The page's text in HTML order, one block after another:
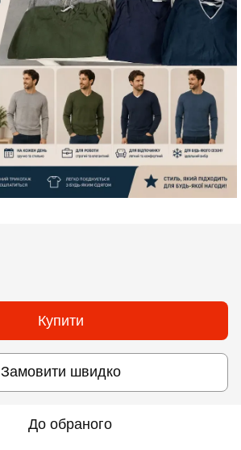
Купити
Замовити швидко
До обраного